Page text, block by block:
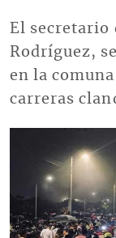
El secretario
Rodríguez,
en la
carreras